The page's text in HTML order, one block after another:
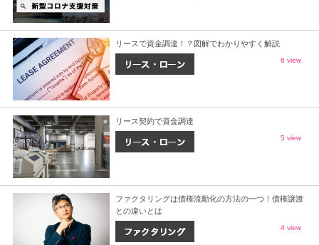
リースで資金調達！？図解でわかりやすく解説
6 view
リース契約で資金調達
5 view
ファクタリングは債権流動化の方法の一つ！債権譲渡
との違いとは
4 view